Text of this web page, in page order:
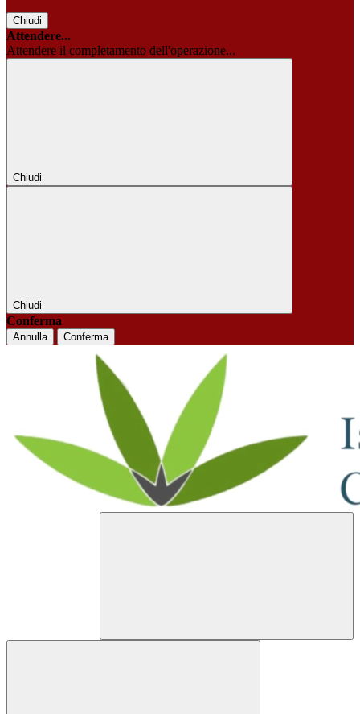
Chiudi
Attendere...
Attendere il completamento dell'operazione...
Chiudi
Chiudi
Conferma
Annulla Conferma